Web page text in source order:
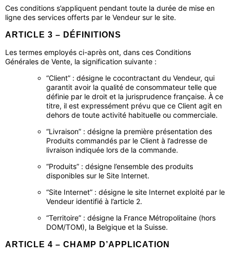
Ces conditions s’appliquent pendant toute la durée de mise en
ligne des services offerts par le Vendeur sur le site.
ARTICLE 3 – DÉFINITIONS
Les termes employés ci-après ont, dans ces Conditions
Générales de Vente, la signification suivante :
“Client” : désigne le cocontractant du Vendeur, qui
garantit avoir la qualité de consommateur telle que
définie par le droit et la jurisprudence française. À ce
titre, il est expressément prévu que ce Client agit en
dehors de toute activité habituelle ou commerciale.
“Livraison” : désigne la première présentation des
Produits commandés par le Client à l’adresse de
livraison indiquée lors de la commande.
“Produits” : désigne l’ensemble des produits
disponibles sur le Site Internet.
“Site Internet” : désigne le site Internet exploité par le
Vendeur identifié à l’article 2.
“Territoire” : désigne la France Métropolitaine (hors
DOM/TOM), la Belgique et la Suisse.
ARTICLE 4 – CHAMP D’APPLICATION